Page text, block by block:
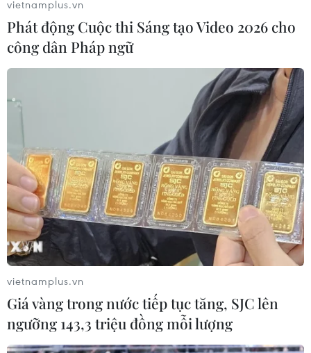
Giá dầu Brent rời khỏi ngưỡng 75 USD mỗi
thùng trong phiên 25/4
Giá dầu thô Brent Biển Bắc vào cuối phiên 25/4 đi
xuống sau khi đã chạm mức 75 USD/ thùng lần đầu
tiên trong gần sáu tháng, do một phần xuất khẩu dầu
thô của Nga sang châu Âu bị gián đoạn.
vietnamplus.vn
Phát động Cuộc thi Sáng tạo Video 2026 cho
công dân Pháp ngữ
vietnamplus.vn
Giá vàng trong nước tiếp tục tăng, SJC lên
ngưỡng 143,3 triệu đồng mỗi lượng